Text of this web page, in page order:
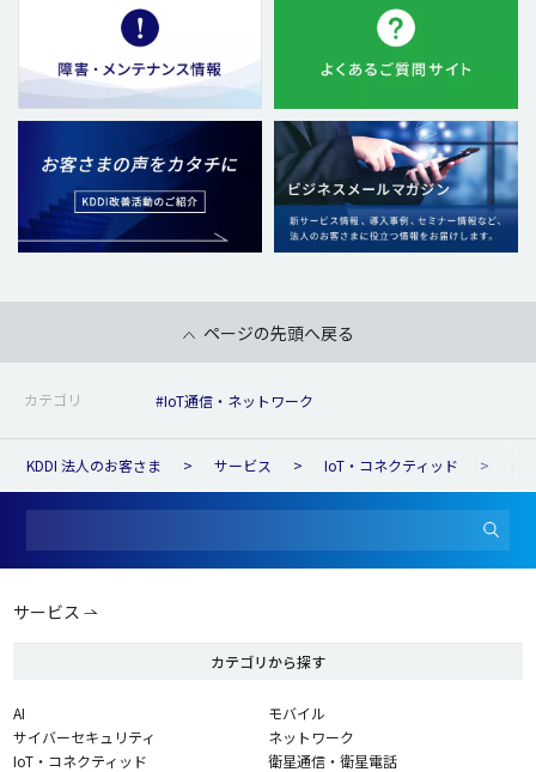
ページの先頭へ戻る
カテゴリ #IoT通信・ネットワーク
KDDI 法人のお客さま サービス IoT・コネクティッド
サービス
カテゴリから探す
AI
サイバーセキュリティ
IoT・コネクティッド
モバイル
ネットワーク
衛星通信・衛星電話